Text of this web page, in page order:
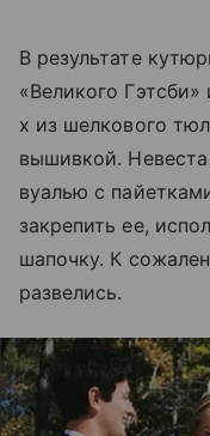
В результате
«Великого
х из шелкового
вышивкой.
вуалью с
закрепить ее,
шапочку. К
развелись.